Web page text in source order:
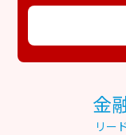
金
リー